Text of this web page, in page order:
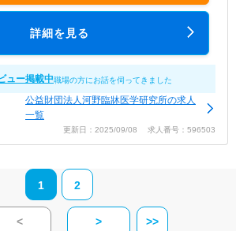
詳細を見る
ュー掲載中職場の方にお話を伺ってきました
公益財団法人河野臨牀医学研究所の求人
一覧
更新日：2025/09/08 求人番号：596503
1 2
< > >>